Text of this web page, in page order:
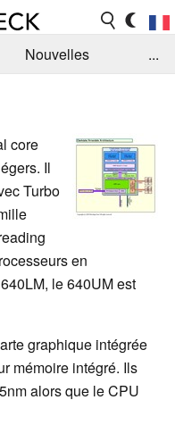
Nouvelles
...
core
Il
Turbo
en
le 640UM est
graphique intégrée
mémoire intégré. Ils
alors que le CPU